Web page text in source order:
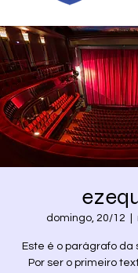
domingo, 20/12
Este é o parágrafo da
Por ser o primeiro